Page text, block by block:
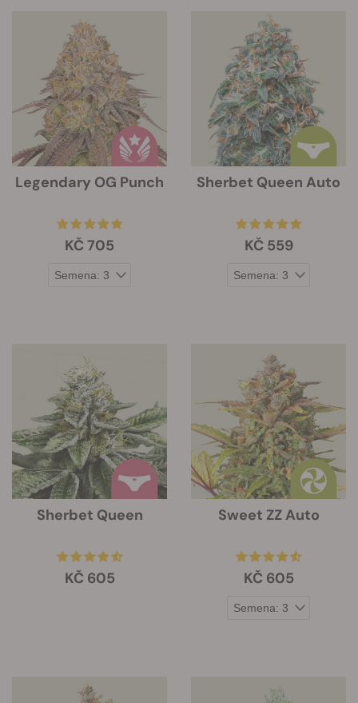
Legendary OG Punch
KČ 705
Sherbet Queen Auto
KČ 559
Sherbet Queen
KČ 605
Sweet ZZ Auto
KČ 605